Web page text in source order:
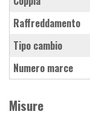
Raffreddamento
Tipo cambio
Numero marce
Misure